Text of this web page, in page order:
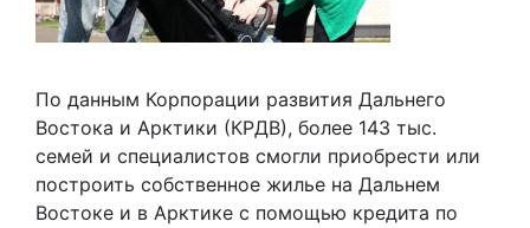
По данным Корпорации развития Дальнего
Востока и Арктики (КРДВ), более 143 тыс.
семей и специалистов смогли приобрести или
построить собственное жилье на Дальнем
Востоке и в Арктике с помощью кредита по